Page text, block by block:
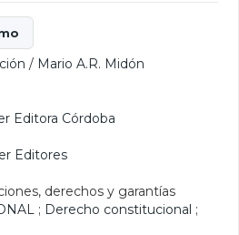
/ Mario A.R. Midón
Editora Córdoba
Editores
derechos y garantías
; Derecho constitucional ;